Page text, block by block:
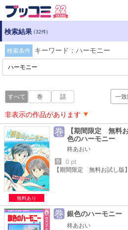
検索結果 (32件)
検索条件 キーワード：ハーモニー
すべて 巻 話
非表示の作品があります
無料あり
巻
【期間限定 無料
色のハーモニー
柊あおい
巻
0 pt
巻 銀色のハーモニー
柊あおい